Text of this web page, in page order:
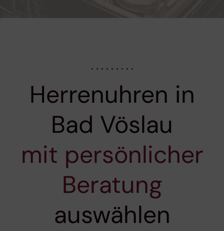
Herrenuhren in
Bad Vöslau
mit persönlicher
Beratung
auswählen